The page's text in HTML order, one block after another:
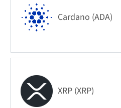
Cardano (ADA)
XRP (XRP)